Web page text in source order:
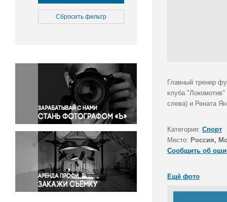
Культура
Медицина
Окружающая среда
Политика
Правосудие
Происшествия и конфликты
Религия
Светская жизнь
Спорт
Экология
Экономика и бизнес
Сбросить фильтр
Главный тренер
клуба
слева) и Рената
Категория: Спорт
Место: Россия,
Сообщить об
Ещё фото